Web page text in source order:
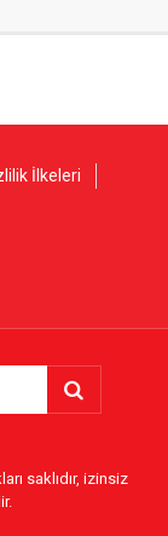
İlkeleri
saklıdır, izinsiz